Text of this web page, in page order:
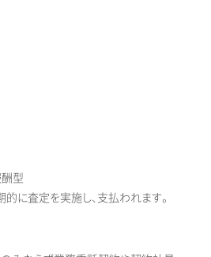
型
に査定を実施し、支払われます。